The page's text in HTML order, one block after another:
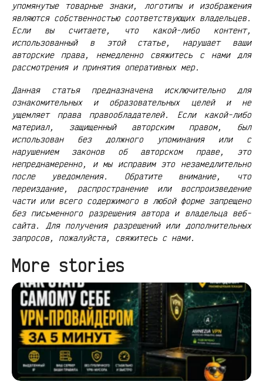
упомянутые товарные знаки, логотипы и изображения
являются собственностью соответствующих владельцев.
Если вы считаете, что какой-либо контент,
использованный в этой статье, нарушает ваши
авторские права, немедленно свяжитесь с нами для
рассмотрения и принятия оперативных мер.
Данная статья предназначена исключительно для
ознакомительных и образовательных целей и не
ущемляет права правообладателей. Если какой-либо
материал, защищенный авторским правом, был
использован без должного упоминания или с
нарушением законов об авторском праве, это
непреднамеренно, и мы исправим это незамедлительно
после уведомления. Обратите внимание, что
переиздание, распространение или воспроизведение
части или всего содержимого в любой форме запрещено
без письменного разрешения автора и владельца веб-
сайта. Для получения разрешений или дополнительных
запросов, пожалуйста, свяжитесь с нами.
More stories